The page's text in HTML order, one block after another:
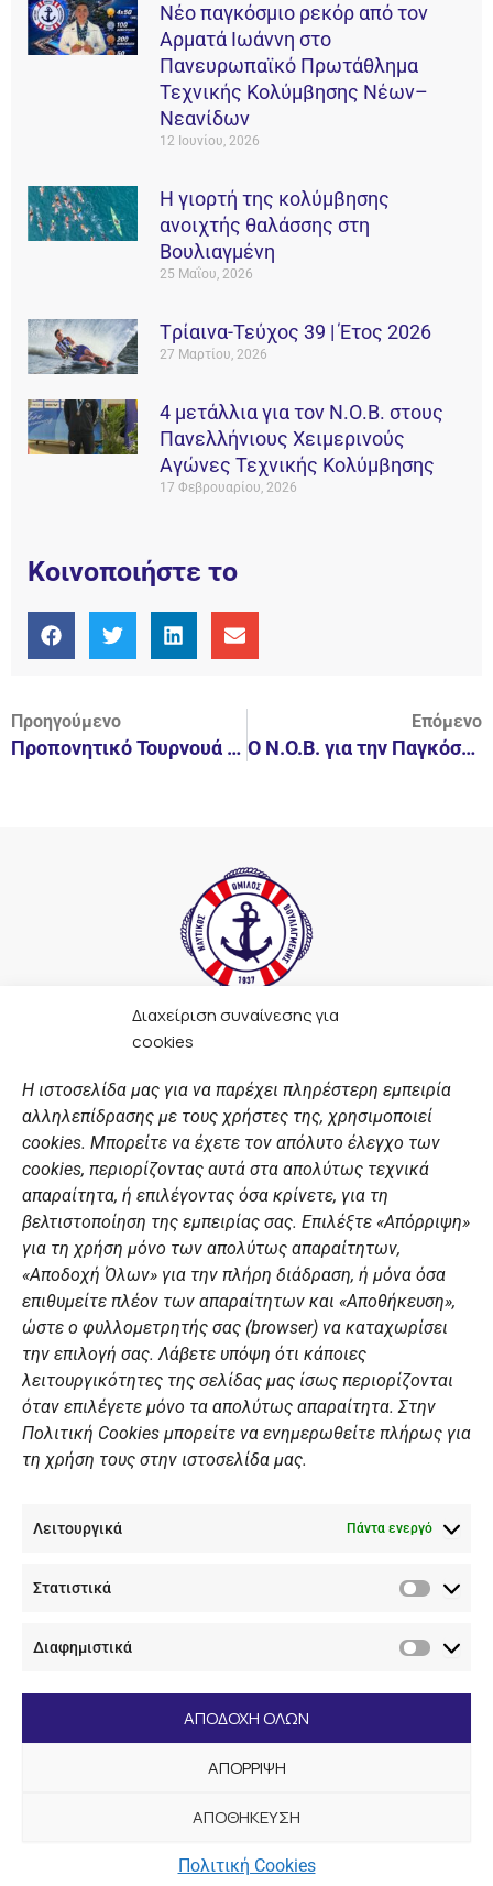
Διαχείριση συναίνεσης για
cookies
Η ιστοσελίδα μας για να παρέχει πληρέστερη εμπειρία
αλληλεπίδρασης με τους χρήστες της, χρησιμοποιεί
cookies. Μπορείτε να έχετε τον απόλυτο έλεγχο των
cookies, περιορίζοντας αυτά στα απολύτως τεχνικά
απαραίτητα, ή επιλέγοντας όσα κρίνετε, για τη
βελτιστοποίηση της εμπειρίας σας. Επιλέξτε «Απόρριψη»
για τη χρήση μόνο των απολύτως απαραίτητων,
«Αποδοχή Όλων» για την πλήρη διάδραση, ή μόνα όσα
επιθυμείτε πλέον των απαραίτητων και «Αποθήκευση»,
ώστε ο φυλλομετρητής σας (browser) να καταχωρίσει
την επιλογή σας. Λάβετε υπόψη ότι κάποιες
λειτουργικότητες της σελίδας μας ίσως περιορίζονται
όταν επιλέγετε μόνο τα απολύτως απαραίτητα. Στην
Πολιτική Cookies μπορείτε να ενημερωθείτε πλήρως για
τη χρήση τους στην ιστοσελίδα μας.
Λειτουργικά Πάντα ενεργό
Στατιστικά
Διαφημιστικά
ΑΠΟΔΟΧΗ ΟΛΩΝ
ΑΠΟΡΡΙΨΗ
ΑΠΟΘΗΚΕΥΣΗ
Πολιτική Cookies
Νέο παγκόσμιο ρεκόρ από τον
Αρματά Ιωάννη στο
Πανευρωπαϊκό Πρωτάθλημα
Τεχνικής Κολύμβησης Νέων–
Νεανίδων
12 Ιουνίου, 2026
Η γιορτή της κολύμβησης
ανοιχτής θαλάσσης στη
Βουλιαγμένη
25 Μαΐου, 2026
Tρίαινα-Τεύχος 39 | Έτος 2026
27 Μαρτίου, 2026
4 μετάλλια για τον Ν.Ο.Β. στους
Πανελλήνιους Χειμερινούς
Αγώνες Τεχνικής Κολύμβησης
17 Φεβρουαρίου, 2026
Κοινοποιήστε το
Προηγούμενο
Προπονητικό Τουρνουά Υδατοσφαίρισης για παιδιά 8 & 9 ετών
Επόμενο
O N.O.B. για την Παγκόσμια Ημέρα κατά της Παχυσαρκίας
F
a
e
b
o
o
k
t
a
g
r
a
m
t
u
b
e
n
k
e
d
i
n
ΣΎΝΔΕΣΜΟΙ
Αθλητικές σχολές
Διάπλους
Χορηγοί
Summer Camp
ΠΡΟΣΩΠΙΚΑ ΔΕΔΟΜΕΝΑ
Πολιτική Ιστοσελίδας
Πολιτική Cookies Iστοσελίδας
Γενική Πολιτική ΝΟΒ
Ενημέρωση Summer Camp
ΕΠΙΚΟΙΝΩΝΊΑ
+30 210 89 62 416
Ναυτικός Όμιλος Βουλιαγμένης Λαιμός Βουλιαγμένης